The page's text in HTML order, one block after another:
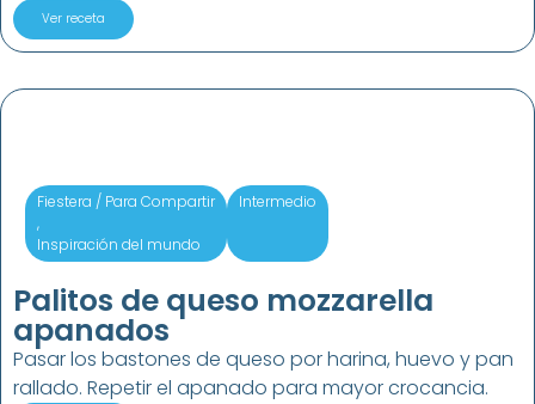
Ver receta
Fiestera / Para Compartir
,
Inspiración del mundo
Intermedio
Palitos de queso mozzarella
apanados
Pasar los bastones de queso por harina, huevo y pan
rallado. Repetir el apanado para mayor crocancia.